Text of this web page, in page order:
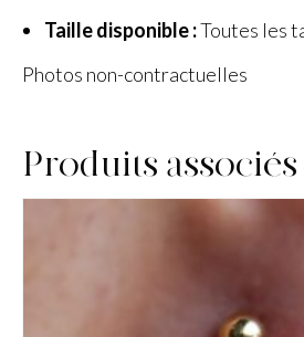
Taille disponible :Toutes les
Photos non-contractuelles
Produits associés